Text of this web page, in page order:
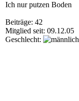
Ich nur putzen Boden
Beiträge: 42
Mitglied seit: 09.12.05
Geschlecht: